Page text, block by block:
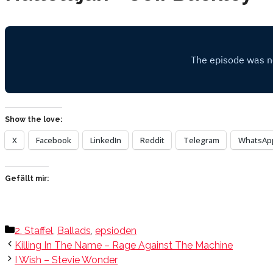
Show the love:
X Facebook LinkedIn Reddit Telegram
Gefällt mir:
Kategorien
2. Staffel, Ballads, epsioden
Killing In The Name – Rage Against The Machine
I Wish – Stevie Wonder